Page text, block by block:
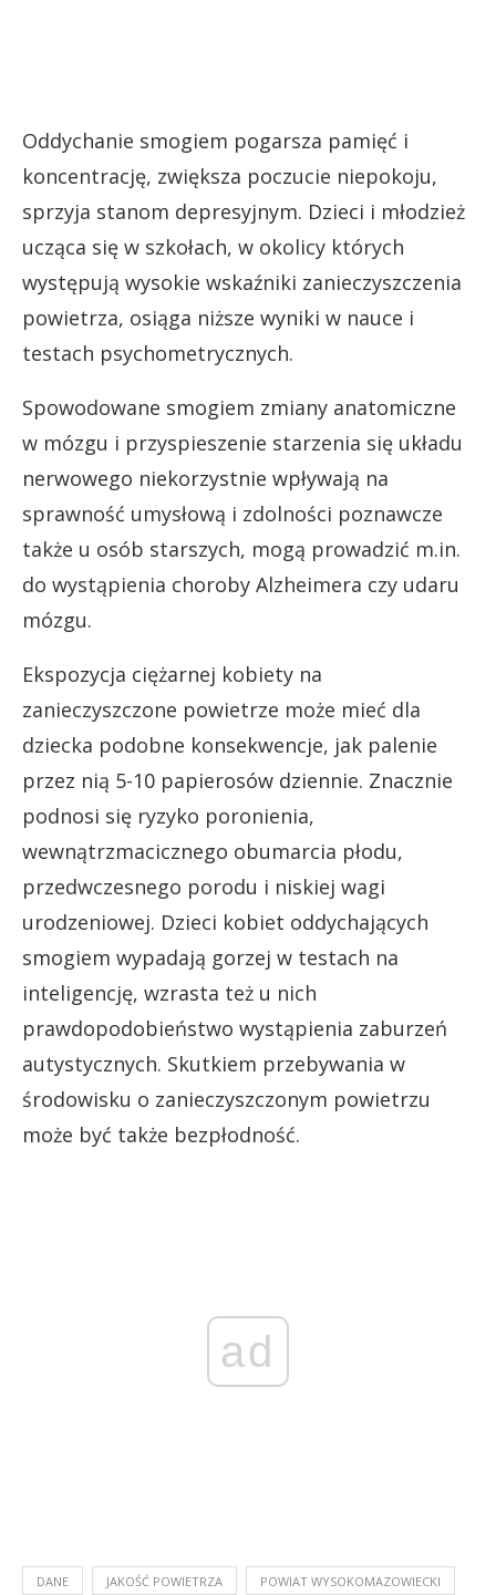
Oddychanie smogiem pogarsza pamięć i
koncentrację, zwiększa poczucie niepokoju,
sprzyja stanom depresyjnym. Dzieci i młodzież
ucząca się w szkołach, w okolicy których
występują wysokie wskaźniki zanieczyszczenia
powietrza, osiąga niższe wyniki w nauce i
testach psychometrycznych.
Spowodowane smogiem zmiany anatomiczne
w mózgu i przyspieszenie starzenia się układu
nerwowego niekorzystnie wpływają na
sprawność umysłową i zdolności poznawcze
także u osób starszych, mogą prowadzić m.in.
do wystąpienia choroby Alzheimera czy udaru
mózgu.
Ekspozycja ciężarnej kobiety na
zanieczyszczone powietrze może mieć dla
dziecka podobne konsekwencje, jak palenie
przez nią 5-10 papierosów dziennie. Znacznie
podnosi się ryzyko poronienia,
wewnątrzmacicznego obumarcia płodu,
przedwczesnego porodu i niskiej wagi
urodzeniowej. Dzieci kobiet oddychających
smogiem wypadają gorzej w testach na
inteligencję, wzrasta też u nich
prawdopodobieństwo wystąpienia zaburzeń
autystycznych. Skutkiem przebywania w
środowisku o zanieczyszczonym powietrzu
może być także bezpłodność.
ad
DANE JAKOŚĆ POWIETRZA POWIAT WYSOKOMAZOWIECKI